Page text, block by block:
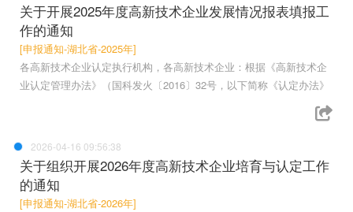
关于开展2025年度高新技术企业发展情况报表填报工
作的通知
[申报通知-湖北省-2025年]
各高新技术企业认定执行机构，各高新技术企业：根据《高新技术企
业认定管理办法》（国科发火〔2016〕32号，以下简称《认定办法》
2026-04-16 09:56:38
关于组织开展2026年度高新技术企业培育与认定工作
的通知
[申报通知-湖北省-2026年]